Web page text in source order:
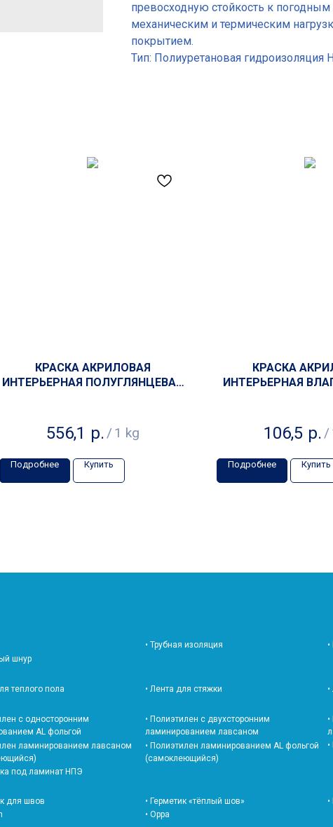
превосходную стойкость к
механическим и термическим
покрытием.
Тип: Полиуретановая гидроизоляция
КРАСКА АКРИЛОВАЯ
ИНТЕРЬЕРНАЯ ПОЛУГЛЯНЦЕВАЯ
556,1 р. / 1 kg
Подробнее Купить
КРАСКА
ИНТЕРЬЕРНАЯ
106,5 р. /
Подробнее Купить
• Трубная изоляция
шнур
теплого пола • Лента для стяжки
с односторонним
AL фольгой
• Полиэтилен с двухсторонним
ламинированием лавсаном
ламинированием лавсаном
• Полиэтилен ламинированием AL фольгой
(самоклеющийся)
под ламинат НПЭ
для швов • Герметик «тёплый шов»
• Oppa